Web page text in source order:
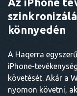
könnyedén
A Haqerra
iPhone-
követését. Akár a
nyomon követni,